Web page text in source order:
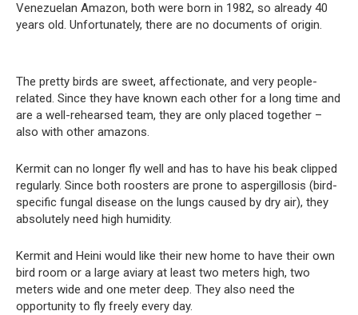
Venezuelan Amazon, both were born in 1982, so already 40
years old. Unfortunately, there are no documents of origin.
The pretty birds are sweet, affectionate, and very people-
related. Since they have known each other for a long time and
are a well-rehearsed team, they are only placed together –
also with other amazons.
Kermit can no longer fly well and has to have his beak clipped
regularly. Since both roosters are prone to aspergillosis (bird-
specific fungal disease on the lungs caused by dry air), they
absolutely need high humidity.
Kermit and Heini would like their new home to have their own
bird room or a large aviary at least two meters high, two
meters wide and one meter deep. They also need the
opportunity to fly freely every day.